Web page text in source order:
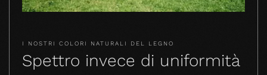
I NOSTRI COLORI NATURALI DEL LEGNO
Spettro invece di uniformità